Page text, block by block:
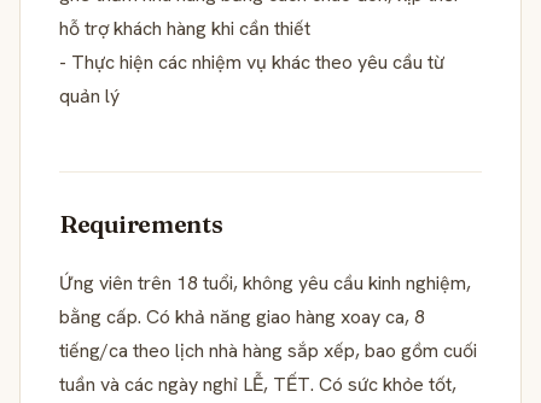
hỗ trợ khách hàng khi cần thiết
- Thực hiện các nhiệm vụ khác theo yêu cầu từ
quản lý
Requirements
Ứng viên trên 18 tuổi, không yêu cầu kinh nghiệm,
bằng cấp. Có khả năng giao hàng xoay ca, 8
tiếng/ca theo lịch nhà hàng sắp xếp, bao gồm cuối
tuần và các ngày nghỉ LỄ, TẾT. Có sức khỏe tốt,